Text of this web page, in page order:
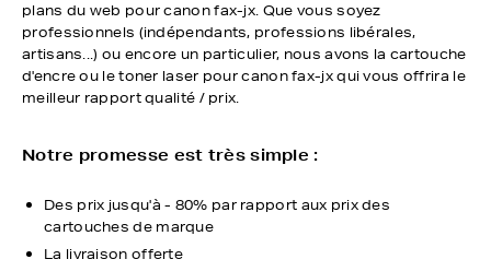
plans du web pour canon fax-jx. Que vous soyez
professionnels (indépendants, professions libérales,
artisans...) ou encore un particulier, nous avons la cartouche
d'encre ou le toner laser pour canon fax-jx qui vous offrira le
meilleur rapport qualité / prix.
Notre promesse est très simple :
Des prix jusqu'à - 80% par rapport aux prix des
cartouches de marque
La livraison offerte